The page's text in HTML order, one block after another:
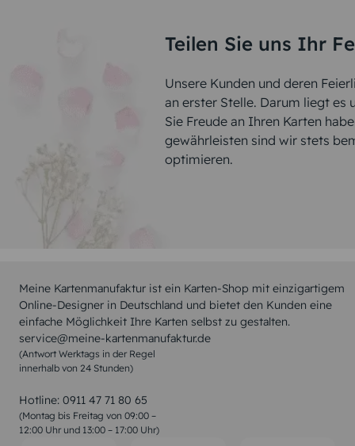
Teilen Sie uns Ihr
Unsere Kunden und deren
an erster Stelle. Darum liegt es
Sie Freude an Ihren Karten
gewährleisten sind wir stets
optimieren.
Meine Kartenmanufaktur ist ein Karten-Shop mit einzigartigem
Online-Designer in Deutschland und bietet den Kunden eine
einfache Möglichkeit Ihre Karten selbst zu gestalten.
service@meine-kartenmanufaktur.de
(Antwort Werktags in der Regel
innerhalb von 24 Stunden)
Hotline: 0911 47 71 80 65
(Montag bis Freitag von 09:00 –
12:00 Uhr und 13:00 – 17:00 Uhr)